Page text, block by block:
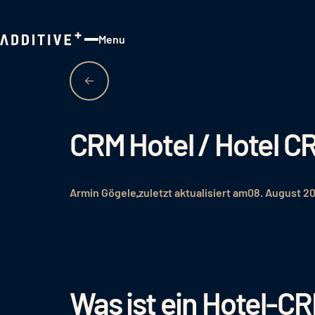
Menu
CRM Hotel / Hotel
Armin Gögele zuletzt aktualisiert am08. August
Was ist ein Hotel-